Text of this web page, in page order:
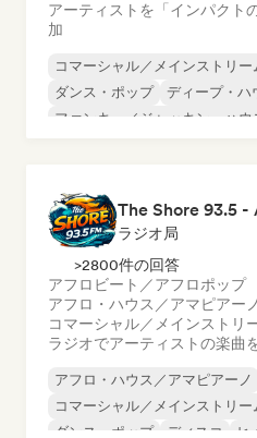
アーティストを「インパクト
加
コマーシャル／メインストリー
ダンス・ポップ
ディープ・ハ
ファンキー／ジャッキン・ハウ
The Shore 93.5
ラジオ局
>2800件の回答
アフロビート／アフロポップ
アフロ・ハウス／アマピアーノ
コマーシャル／メインストリ
ラジオでアーティストの楽曲
アフロ・ハウス／アマピアーノ
コマーシャル／メインストリー
ダンス・ポップ
ディスコ ヒ